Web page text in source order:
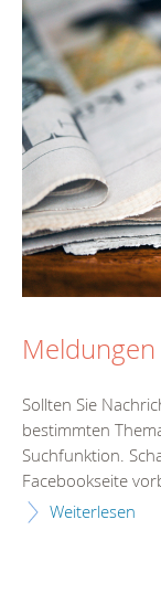
Meldungen
Sollten Sie
bestimmten
Suchfunktion.
Facebookseite
Weiterlesen